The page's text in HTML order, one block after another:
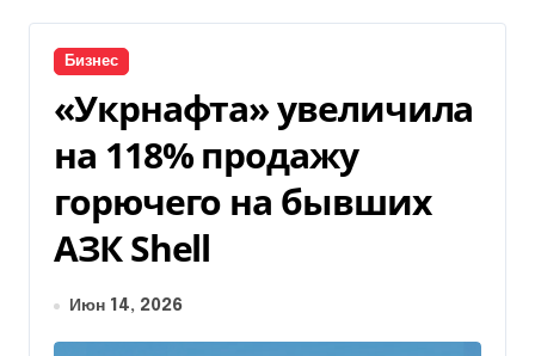
Бизнес
«Укрнафта» увеличила
на 118% продажу
горючего на бывших
АЗК Shell
Июн 14, 2026